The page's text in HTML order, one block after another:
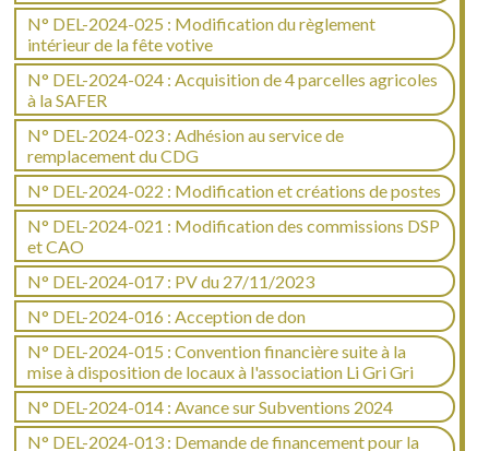
N° DEL-2024-025 : Modification du règlement
intérieur de la fête votive
N° DEL-2024-024 : Acquisition de 4 parcelles agricoles
à la SAFER
N° DEL-2024-023 : Adhésion au service de
remplacement du CDG
N° DEL-2024-022 : Modification et créations de postes
N° DEL-2024-021 : Modification des commissions DSP
et CAO
N° DEL-2024-017 : PV du 27/11/2023
N° DEL-2024-016 : Acception de don
N° DEL-2024-015 : Convention financière suite à la
mise à disposition de locaux à l'association Li Gri Gri
N° DEL-2024-014 : Avance sur Subventions 2024
N° DEL-2024-013 : Demande de financement pour la